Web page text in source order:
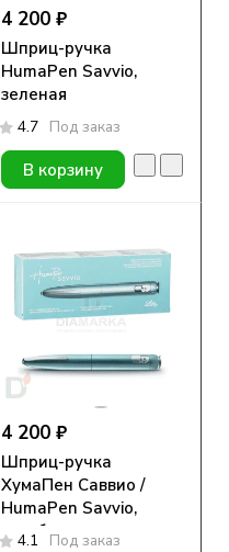
4 200 ₽
Шприц-ручка
HumaPen Savvio,
зеленая
4.7 Под заказ
В корзину
4 200 ₽
Шприц-ручка
ХумаПен Саввио /
HumaPen Savvio,
голубая
4.1 Под заказ